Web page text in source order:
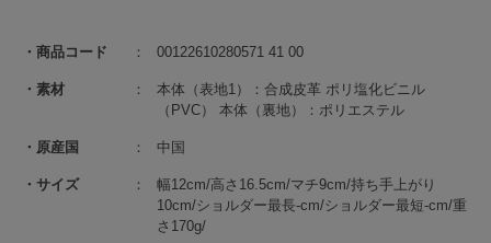
商品コード 00122610280571 41 00
素材
本体（表地1）：合成皮革 ポリ塩化ビニル
（PVC） 本体（裏地）：ポリエステル
原産国 中国
サイズ
幅12cm/高さ16.5cm/マチ9cm/持ち手上がり
10cm/ショルダー最長-cm/ショルダー最短-cm/重
さ170g/